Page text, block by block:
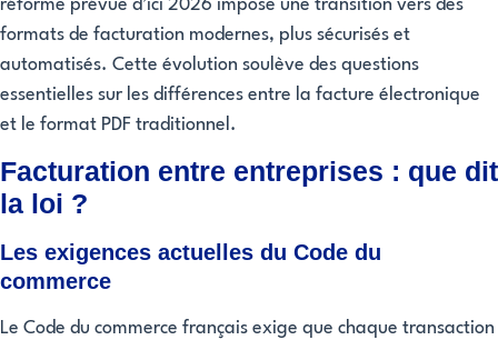
réforme prévue d’ici 2026 impose une transition vers des
formats de facturation modernes, plus sécurisés et
automatisés. Cette évolution soulève des questions
essentielles sur les différences entre la facture électronique
et le format PDF traditionnel.
Facturation entre entreprises : que dit
la loi ?
Les exigences actuelles du Code du
commerce
Le Code du commerce français exige que chaque transaction